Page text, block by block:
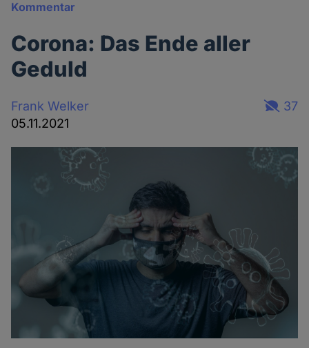
Kommentar
Corona: Das Ende aller
Geduld
Frank Welker
05.11.2021
37